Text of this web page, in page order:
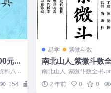
元
集
料八
学问
154
易学 紫微斗数
南北山人_紫微斗数
pdf
南北山人_紫微斗数全书
2 年前 0 0